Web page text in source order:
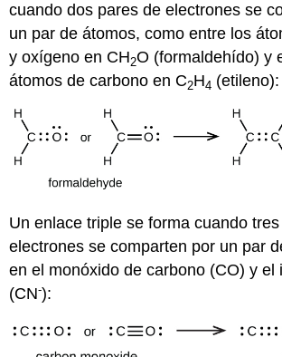
cuando dos pares de electrones se
un par de átomos, como entre los
y oxígeno en CH2O (formaldehído) y
átomos de carbono en C2H4 (etileno):
Un enlace triple se forma cuando
electrones se comparten por un par
en el monóxido de carbono (CO) y el
(CN-):